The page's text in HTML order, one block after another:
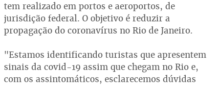
tem realizado em portos e aeroportos, de
jurisdição federal. O objetivo é reduzir a
propagação do coronavírus no Rio de Janeiro.
"Estamos identificando turistas que apresentem
sinais da covid-19 assim que chegam no Rio e,
com os assintomáticos, esclarecemos dúvidas